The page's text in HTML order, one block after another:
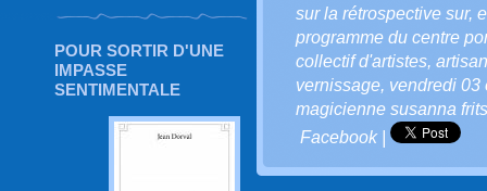
POUR SORTIR D'UNE
IMPASSE
SENTIMENTALE
sur la rétrospective sur,
programme du centre
collectif d'artistes,
vernissage, vendredi 03
magicienne susanna
Facebook|